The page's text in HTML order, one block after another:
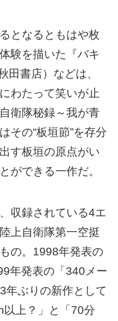
となるともはや枚
験を描いた『バキ
書店）などは、
わたって笑いが止
衛隊秘録～我が青
その“板垣節”を存分
す板垣の原点がい
ができる一作だ。
収録されている4エ
上自衛隊第一空挺
の。1998年発表の
年発表の「340メー
年ぶりの新作として
上？」と「70分